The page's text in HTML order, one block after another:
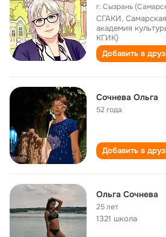
г. Сызрань
СГАКИ,
академия
КГИК)
Добавить в
Сочнева Ольга
52 года
Добавить в
Ольга Сочнева
25 лет
1321 школа